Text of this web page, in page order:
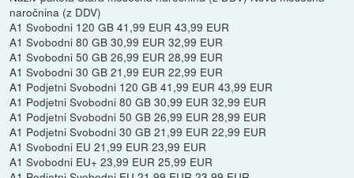
naročnina (z DDV)
A1 Svobodni 120 GB 41,99 EUR 43,99 EUR
A1 Svobodni 80 GB 30,99 EUR 32,99 EUR
A1 Svobodni 50 GB 26,99 EUR 28,99 EUR
A1 Svobodni 30 GB 21,99 EUR 22,99 EUR
A1 Podjetni Svobodni 120 GB 41,99 EUR 43,99 EUR
A1 Podjetni Svobodni 80 GB 30,99 EUR 32,99 EUR
A1 Podjetni Svobodni 50 GB 26,99 EUR 28,99 EUR
A1 Podjetni Svobodni 30 GB 21,99 EUR 22,99 EUR
A1 Svobodni EU 21,99 EUR 23,99 EUR
A1 Svobodni EU+ 23,99 EUR 25,99 EUR